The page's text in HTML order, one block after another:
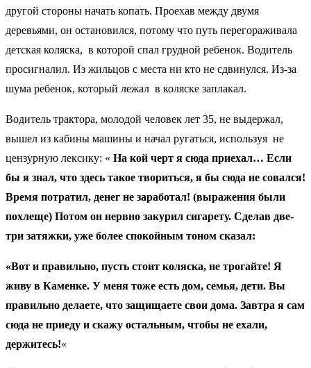
другой стороны начать копать. Проехав между двумя
деревьями, он остановился, потому что путь перегораживала
детская коляска, в которой спал грудной ребенок. Водитель
просигналил. Из жильцов с места ни кто не сдвинулся. Из-за
шума ребенок, который лежал в коляске заплакал.
Водитель трактора, молодой человек лет 35, не выдержал,
вышел из кабины машины и начал ругаться, используя не
цензурную лексику: « На кой черт я сюда приехал… Если
бы я знал, что здесь такое твориться, я бы сюда не совался!
Время потратил, денег не заработал! (выражения были
похлеще) Потом он нервно закурил сигарету. Сделав две-
три затяжки, уже более спокойным тоном сказал:
«Вот и правильно, пусть стоит коляска, не трогайте! Я
живу в Каменке. У меня тоже есть дом, семья, дети. Вы
правильно делаете, что защищаете свои дома. Завтра я сам
сюда не приеду и скажу остальным, чтобы не ехали,
держитесь!«